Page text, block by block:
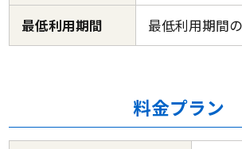
最低利用期間 最低利用期間
料金プラン